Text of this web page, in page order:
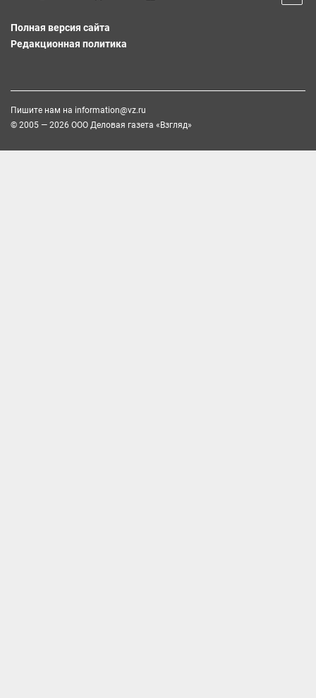
Полная версия сайта
Редакционная политика
Пишите нам на information@vz.ru
© 2005 — 2026 ООО Деловая газета «Взгляд»